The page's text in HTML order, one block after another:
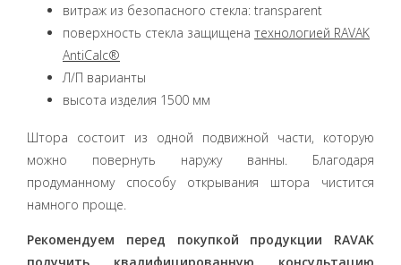
витраж из безопасного стекла: transparent
поверхность стекла защищена технологией RAVAK
AntiCalc®
Л/П варианты
высота изделия 1500 мм
Штора состоит из одной подвижной части, которую
можно повернуть наружу ванны. Благодаря
продуманному способу открывания штора чистится
намного проще.
Рекомендуем перед покупкой продукции RAVAK
получить квалифицированную консультацию